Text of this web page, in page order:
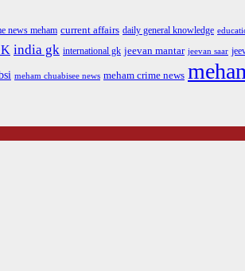
news meham current affairs daily general knowledge
india gk international gk jeevan mantar jeevan saar
meham chuabisee news meham crime news